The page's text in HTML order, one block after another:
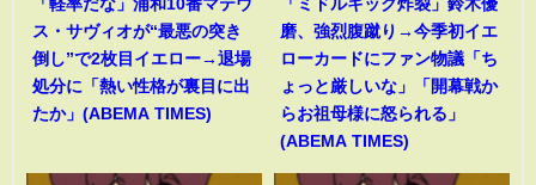
ス・サヴィオが“最悪の突き
倒し”で2枚目イエロー→退場
処分に「熱い性格が裏目に出
たか」(ABEMA TIMES)
磨、強烈腹蹴り→今季初イエ
ローカードにファン物議「ち
ょっと厳しいな」「開幕戦か
らお祖母様に怒られる」
(ABEMA TIMES)